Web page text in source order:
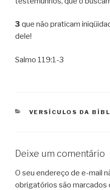
3 que não praticam
dele!
Salmo 119:1-3
CATEGORIAS
VERSÍCULOS DA
Deixe um comentário
O seu endereço de e-mail
obrigatórios são marcados